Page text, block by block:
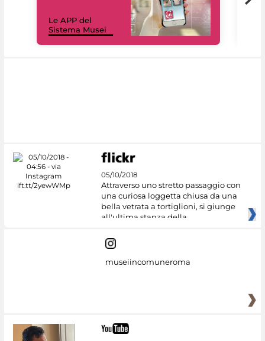
Le APP del
Sistema Musei
05/10/2018
Attraverso uno stretto passaggio con
una curiosa loggetta chiusa da una
bella vetrata a tortiglioni, si giunge
all'ultima stanza della
museiincomuneroma